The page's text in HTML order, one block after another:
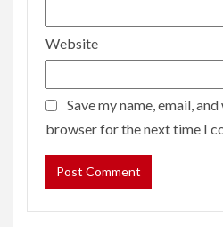
Website
Save my name, email,
browser for the next time I